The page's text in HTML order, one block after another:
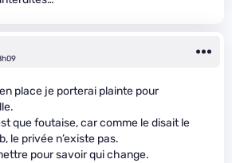
place je porterai plainte pour
que foutaise, car comme le disait le
le privée n’existe pas.
pour savoir qui change.